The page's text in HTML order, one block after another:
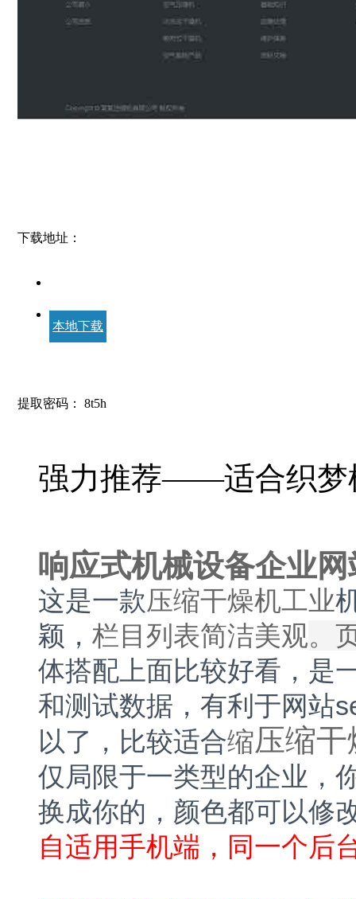
下载地址：
本地下载
提取密码： 8t5h
强力推荐——适合织梦
响应式机械设备企业
这是一款压缩干燥机工业
颖， 栏目列表简洁美观。
体搭配上面比较好看，是
和测试数据，有利于网站
以了，比较适合缩压缩干
仅局限于一类型的企业，
换成你的，颜色都可以修
自适用手机端，同一个后